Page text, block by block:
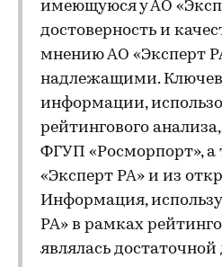
имеющуюся у АО
достоверность и
мнению АО «Эксперт
надлежащими.
информации,
рейтингового
ФГУП «Росморпорт»,
«Эксперт РА» и из
Информация,
РА» в рамках
являлась